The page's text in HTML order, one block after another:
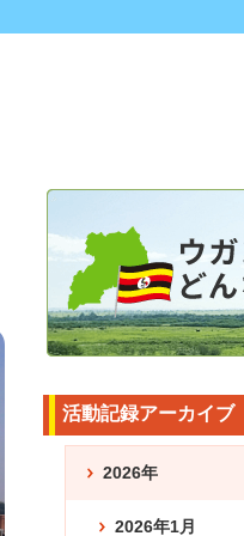
活動記録アーカイブ
2026年
2026年1月